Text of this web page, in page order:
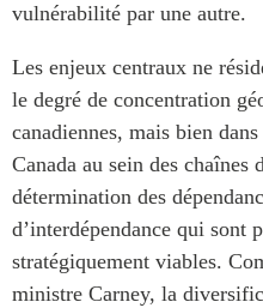
vulnérabilité par une autre.
Les enjeux centraux ne
le degré de concentration
canadiennes, mais bien
Canada au sein des chaînes
détermination des
d’interdépendance qui sont
stratégiquement viables.
ministre Carney, la